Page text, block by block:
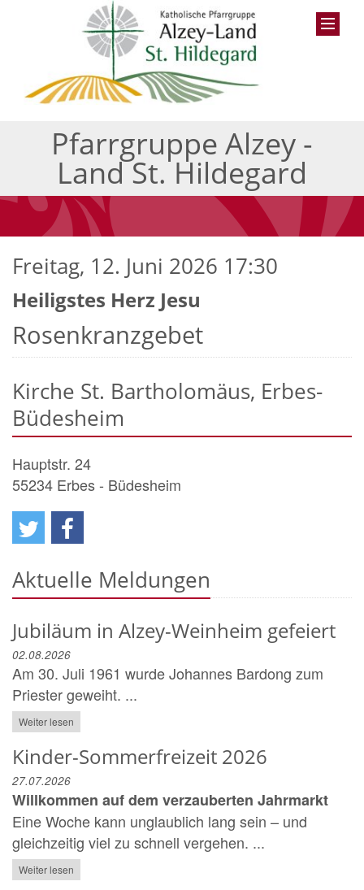
Pfarrgruppe Alzey -
Land St. Hildegard
Rosenkranzgebet
Freitag, 12. Juni 2026 17:30
Heiligstes Herz Jesu
Kirche St. Bartholomäus, Erbes-
Büdesheim
Hauptstr. 24
55234 Erbes - Büdesheim
Aktuelle Meldungen
Jubiläum in Alzey-Weinheim gefeiert
02.08.2026
Am 30. Juli 1961 wurde Johannes Bardong zum
Priester geweiht. ...
Weiter lesen
Kinder-Sommerfreizeit 2026
27.07.2026
Willkommen auf dem verzauberten Jahrmarkt
Eine Woche kann unglaublich lang sein – und
gleichzeitig viel zu schnell vergehen. ...
Weiter lesen